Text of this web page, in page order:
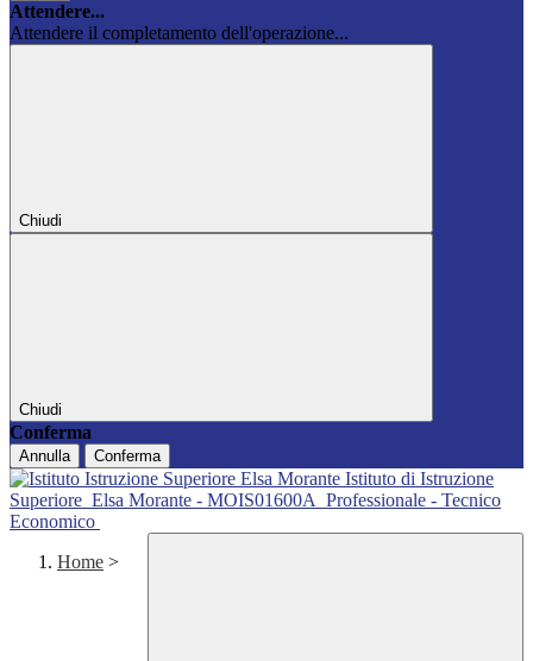
Attendere...
Attendere il completamento dell'operazione...
Chiudi
Chiudi
Conferma
Annulla Conferma
Istituto di Istruzione
Superiore Elsa Morante - MOIS01600A Professionale - Tecnico
Economico
Home >